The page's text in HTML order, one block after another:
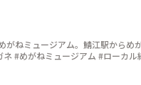
がねミュージアム。鯖江駅から
ネ #めがねミュージアム #ローカル